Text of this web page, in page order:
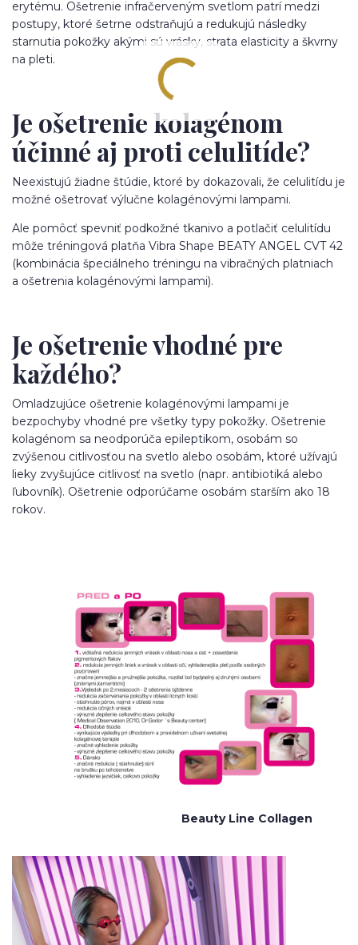
erytému. Ošetrenie infračerveným svetlom patrí medzi
postupy, ktoré šetrne odstraňujú a redukujú následky
starnutia pokožky akými sú vrásky, strata elasticity a škvrny
na pleti.
Je ošetrenie kolagénom
účinné aj proti celulitíde?
Neexistujú žiadne štúdie, ktoré by dokazovali, že celulitídu je
možné ošetrovať výlučne kolagénovými lampami.
Ale pomôcť spevniť podkožné tkanivo a potlačiť celulitídu
môže tréningová platňa Vibra Shape BEATY ANGEL CVT 42
(kombinácia špeciálneho tréningu na vibračných platniach
a ošetrenia kolagénovými lampami).
Je ošetrenie vhodné pre
každého?
Omladzujúce ošetrenie kolagénovými lampami je
bezpochyby vhodné pre všetky typy pokožky. Ošetrenie
kolagénom sa neodporúča epileptikom, osobám so
zvýšenou citlivosťou na svetlo alebo osobám, ktoré užívajú
lieky zvyšujúce citlivosť na svetlo (napr. antibiotiká alebo
ľubovník). Ošetrenie odporúčame osobám starším ako 18
rokov.
Beauty Line Collagen